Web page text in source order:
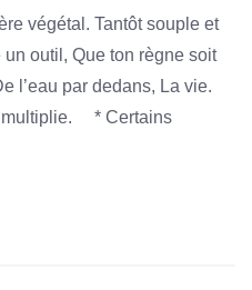
végétal. Tantôt souple et
outil, Que ton règne soit
l’eau par dedans, La vie.
multiplie. * Certains